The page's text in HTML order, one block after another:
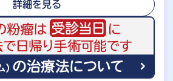
詳細を見る